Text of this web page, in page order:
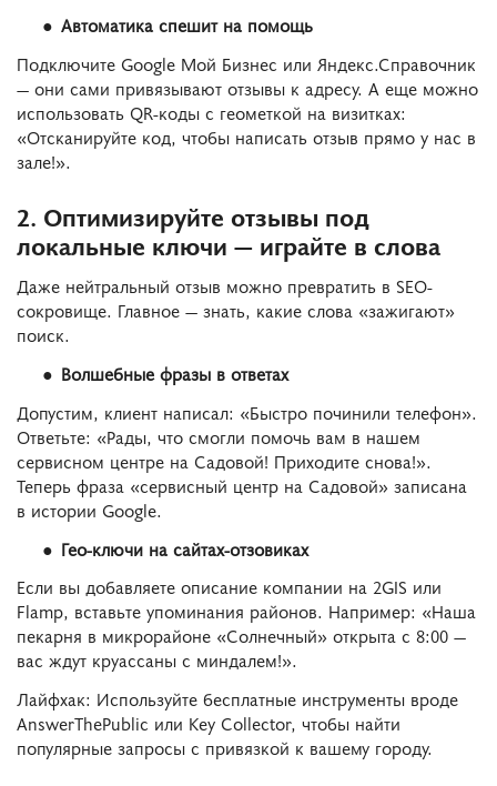
Автоматика спешит на помощь
Подключите Google Мой Бизнес или Яндекс.Справочник
— они сами привязывают отзывы к адресу. А еще можно
использовать QR-коды с геометкой на визитках:
«Отсканируйте код, чтобы написать отзыв прямо у нас в
зале!».
2. Оптимизируйте отзывы под
локальные ключи — играйте в слова
Даже нейтральный отзыв можно превратить в SEO-
сокровище. Главное — знать, какие слова «зажигают»
поиск.
Волшебные фразы в ответах
Допустим, клиент написал: «Быстро починили телефон».
Ответьте: «Рады, что смогли помочь вам в нашем
сервисном центре на Садовой! Приходите снова!».
Теперь фраза «сервисный центр на Садовой» записана
в истории Google.
Гео-ключи на сайтах-отзовиках
Если вы добавляете описание компании на 2GIS или
Flamp, вставьте упоминания районов. Например: «Наша
пекарня в микрорайоне «Солнечный» открыта с 8:00 —
вас ждут круассаны с миндалем!».
Лайфхак: Используйте бесплатные инструменты вроде
AnswerThePublic или Key Collector, чтобы найти
популярные запросы с привязкой к вашему городу.